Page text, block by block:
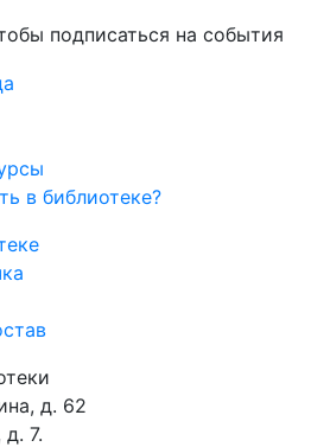
подписаться на события
в библиотеке?
д. 62
7.